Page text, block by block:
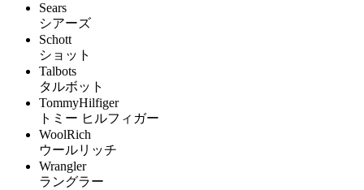
Sears
シアーズ
Schott
ショット
Talbots
タルボット
TommyHilfiger
トミー ヒルフィガー
WoolRich
ウールリッチ
Wrangler
ラングラー